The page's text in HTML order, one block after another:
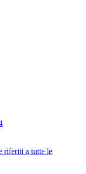
riferiti a tutte le